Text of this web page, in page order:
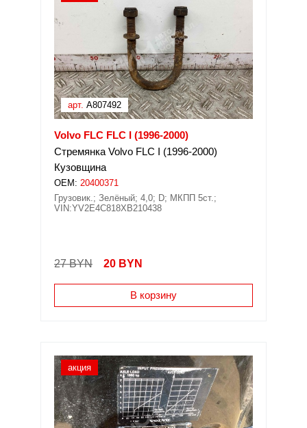
арт. A807492
Volvo FLC FLC I (1996-2000)
Стремянка Volvo FLC I (1996-2000)
Кузовщина
OEM: 20400371
Грузовик.; Зелёный; 4,0; D; МКПП 5ст.;
VIN:YV2E4C818XB210438
27 BYN 20 BYN
В корзину
акция